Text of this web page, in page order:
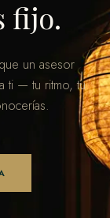
fijo.
un asesor
ti — tu ritmo, tu